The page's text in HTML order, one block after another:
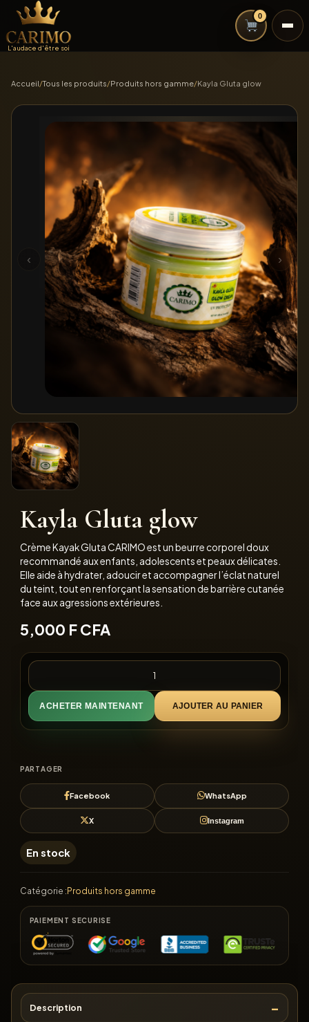
L'audace d'être soi
0
Accueil/Tous les produits/Produits hors gamme/Kayla Gluta glow
‹ ›
Kayla Gluta glow
5,000 F CFA
Crème Kayak Gluta CARIMO est un beurre corporel doux
recommandé aux enfants, adolescents et peaux délicates.
Elle aide à hydrater, adoucir et accompagner l’éclat naturel
du teint, tout en renforçant la sensation de barrière cutanée
face aux agressions extérieures.
AJOUTER AU PANIER
ACHETER MAINTENANT
PARTAGER
Facebook WhatsApp
X Instagram
En stock
Catégorie :Produits hors gamme
PAIEMENT SECURISE
Description